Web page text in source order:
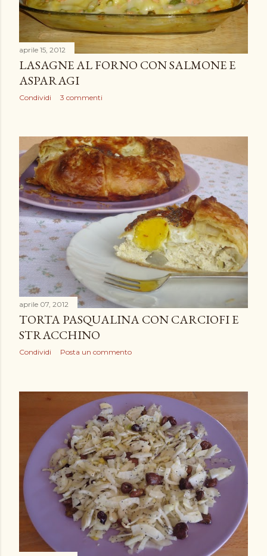
aprile 15, 2012
LASAGNE AL FORNO CON SALMONE E
ASPARAGI
Condividi 3 commenti
aprile 07, 2012
TORTA PASQUALINA CON CARCIOFI E
STRACCHINO
Condividi Posta un commento